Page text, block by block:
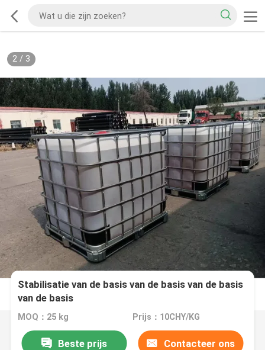
2/ 3
Stabilisatie van de basis van de basis van de basis
van de basis
MOQ：25 kg Prijs：10CHY/KG
Beste prijs Contacteer ons